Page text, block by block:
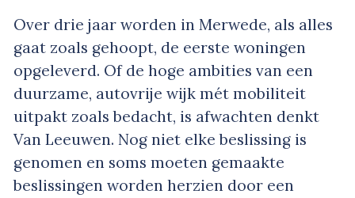
Over drie jaar worden in Merwede, als alles
gaat zoals gehoopt, de eerste woningen
opgeleverd. Of de hoge ambities van een
duurzame, autovrije wijk mét mobiliteit
uitpakt zoals bedacht, is afwachten denkt
Van Leeuwen. Nog niet elke beslissing is
genomen en soms moeten gemaakte
beslissingen worden herzien door een